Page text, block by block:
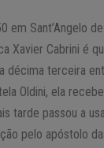
em Sant’Angelo
Xavier Cabrini é
décima terceira
Oldini, ela
tarde passou a
pelo apóstolo